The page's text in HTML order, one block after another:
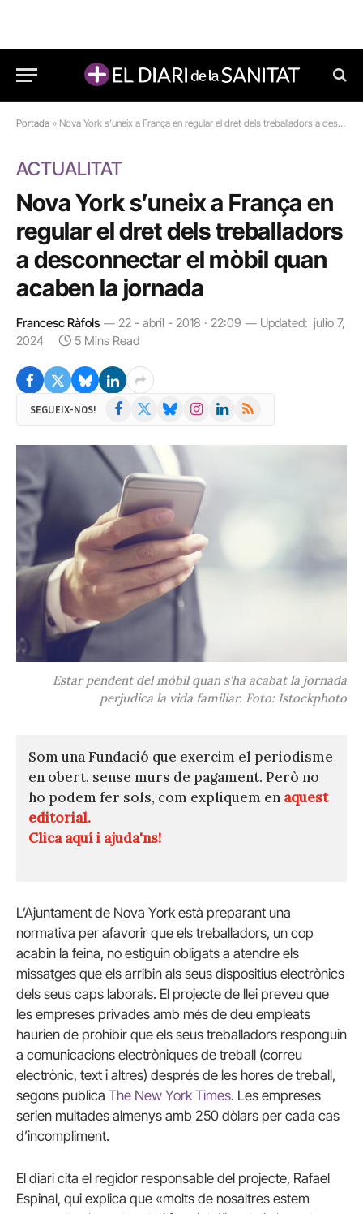
Portada » Nova York s’uneix a França en regular el dret dels treballadors a desconnectar el mòbil quan acaben la jornada
ACTUALITAT
Nova York s’uneix a França en
regular el dret dels treballadors
a desconnectar el mòbil quan
acaben la jornada
Francesc Ràfols 22 - abril - 2018 · 22:09 Updated: julio 7,
2024
5 Mins Read
SEGUEIX-NOS! Facebook BlueskyInstagramLinkedIn
RSS
Estar pendent del mòbil quan s’ha acabat la jornada
perjudica la vida familiar. Foto: Istockphoto
Som una Fundació que exercim el periodisme
en obert, sense murs de pagament. Però no
ho podem fer sols, com expliquem en aquest
editorial.
Clica aquí i ajuda'ns!
L’Ajuntament de Nova York està preparant una
normativa per afavorir que els treballadors, un cop
acabin la feina, no estiguin obligats a atendre els
missatges que els arribin als seus dispositius electrònics
dels seus caps laborals. El projecte de llei preveu que
les empreses privades amb més de deu empleats
haurien de prohibir que els seus treballadors responguin
a comunicacions electròniques de treball (correu
electrònic, text i altres) després de les hores de treball,
segons publica The New York Times. Les empreses
serien multades almenys amb 250 dòlars per cada cas
d’incompliment.
El diari cita el regidor responsable del projecte, Rafael
Espinal, qui explica que «molts de nosaltres estem